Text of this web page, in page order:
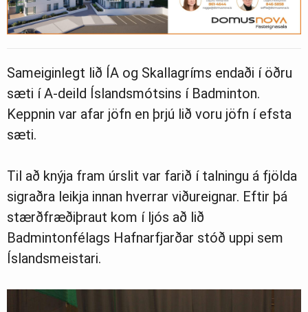
Sameiginlegt lið ÍA og Skallagríms endaði í öðru
sæti í A-deild Íslandsmótsins í Badminton.
Keppnin var afar jöfn en þrjú lið voru jöfn í efsta
sæti.
Til að knýja fram úrslit var farið í talningu á fjölda
sigraðra leikja innan hverrar viðureignar. Eftir þá
stærðfræðiþraut kom í ljós að lið
Badmintonfélags Hafnarfjarðar stóð uppi sem
Íslandsmeistari.